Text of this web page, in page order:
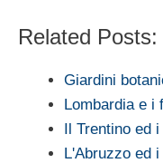
Related Posts:
Giardini
Lombardia e i
Il Trentino ed
L'Abruzzo ed